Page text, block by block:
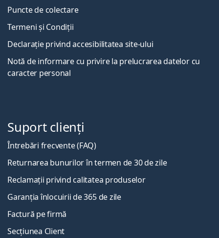
Puncte de colectare
Termeni și Condiții
Declarație privind accesibilitatea site-ului
Notă de informare cu privire la prelucrarea datelor cu
caracter personal
Suport clienți
Întrebări frecvente (FAQ)
Returnarea bunurilor în termen de 30 de zile
Reclamații privind calitatea produselor
Garanția înlocuirii de 365 de zile
Factură pe firmă
Secțiunea Client